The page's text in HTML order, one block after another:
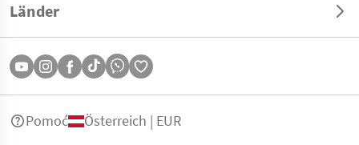
Länder
Pomoć Österreich | EUR